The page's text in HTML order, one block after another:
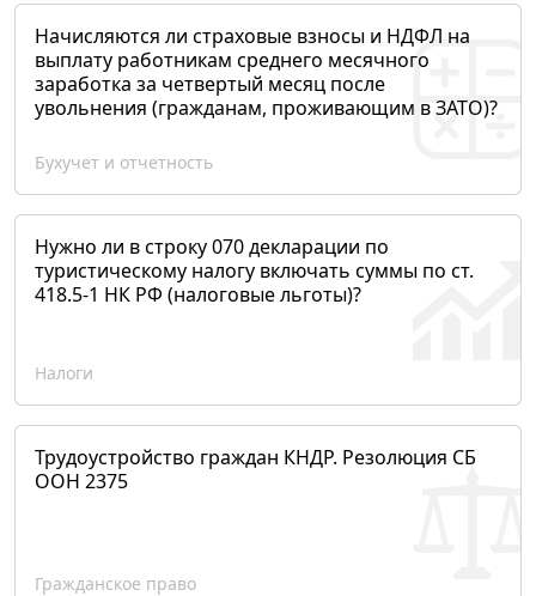
Начисляются ли страховые взносы и НДФЛ на
выплату работникам среднего месячного
заработка за четвертый месяц после
увольнения (гражданам, проживающим в ЗАТО)?
Бухучет и отчетность
Нужно ли в строку 070 декларации по
туристическому налогу включать суммы по ст.
418.5-1 НК РФ (налоговые льготы)?
Налоги
Трудоустройство граждан КНДР. Резолюция СБ
ООН 2375
Гражданское право